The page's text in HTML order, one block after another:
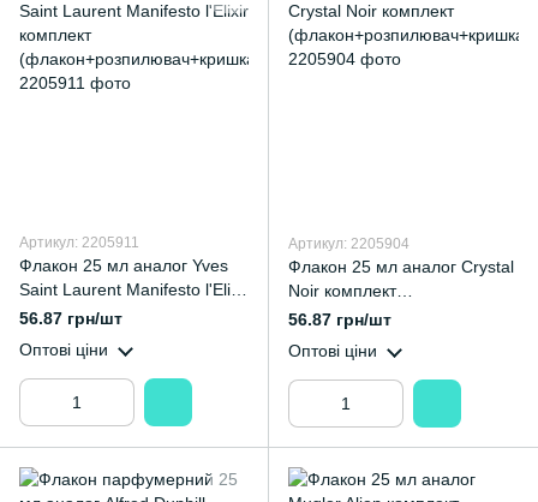
Артикул: 2205911
Флакон 25 мл аналог Yves
Saint Laurent Manifesto l'Elixir
комплект
а)
56.87 грн/шт
Оптові ціни
Артикул: 2205904
Флакон 25 мл аналог Crystal
Noir комплект
(флакон+розпилювач+кришк
56.87 грн/шт
Оптові ціни